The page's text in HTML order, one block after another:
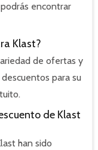
encontrar
Klast?
de ofertas y
para su
de Klast
han sido